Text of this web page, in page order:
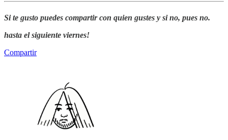
Si te gusto puedes compartir con quien gustes y si no, pues no.
hasta el siguiente viernes!
Compartir